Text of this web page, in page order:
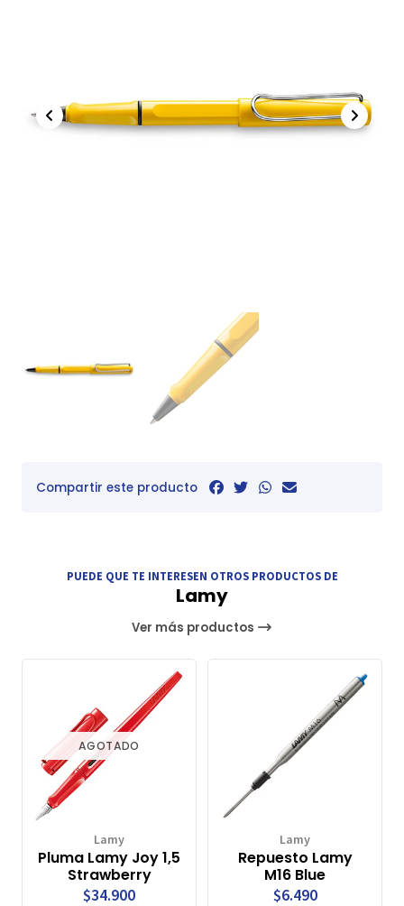
Compartir este producto
PUEDE QUE TE INTERESEN OTROS PRODUCTOS DE
Lamy
Ver más productos
AGOTADO
Lamy
Pluma Lamy Joy 1,5
Strawberry
$34.900
Lamy
Repuesto Lamy
M16 Blue
$6.490